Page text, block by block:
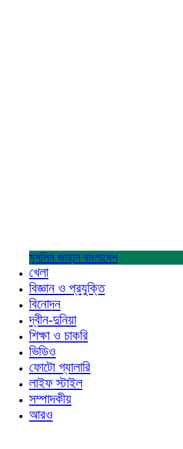
মুসলিম জাহান বাংলাদেশ
খেলা
বিজ্ঞান ও প্রযুক্তি
বিনোদন
দ্বীন-দুনিয়া
শিক্ষা ও চাকরি
ভিডিও
ফোটো গ্যালারি
লাইফ স্টাইল
সম্পাদকীয়
আরও